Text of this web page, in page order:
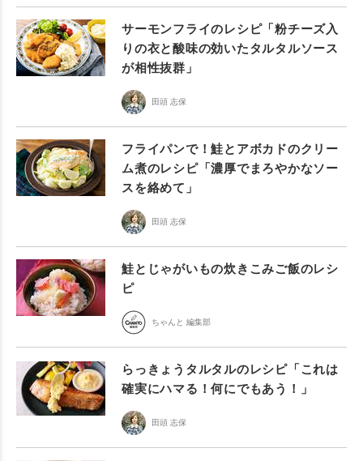
サーモンフライのレシピ「粉チーズ入
りの衣と酸味の効いたタルタルソース
が相性抜群」
田頭 志保
フライパンで！鮭とアボカドのクリー
ム煮のレシピ「濃厚でまろやかなソー
スを絡めて」
田頭 志保
鮭とじゃがいもの炊きこみご飯のレシ
ピ
ちゃんと 編集部
らっきょうタルタルのレシピ「これは
確実にハマる！何にでもあう！」
田頭 志保